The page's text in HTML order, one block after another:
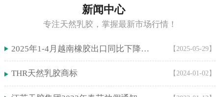
新闻中心
专注天然乳胶，掌握最新市场行情！
2025年1-4月越南橡胶出口同比下降5.9%！ 【2025-05-29】
THR天然乳胶商标 【2024-01-02】